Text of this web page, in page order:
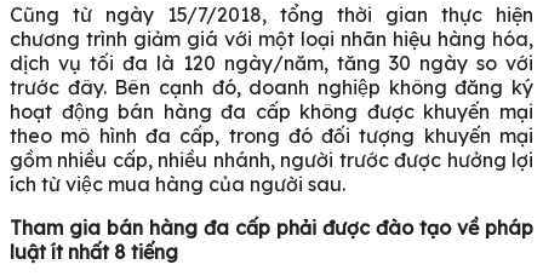
Cũng từ ngày 15/7/2018, tổng thời gian thực hiện
chương trình giảm giá với một loại nhãn hiệu hàng hóa,
dịch vụ tối đa là 120 ngày/năm, tăng 30 ngày so với
trước đây. Bên cạnh đó, doanh nghiệp không đăng ký
hoạt động bán hàng đa cấp không được khuyến mại
theo mô hình đa cấp, trong đó đối tượng khuyến mại
gồm nhiều cấp, nhiều nhánh, người trước được hưởng lợi
ích từ việc mua hàng của người sau.
Tham gia bán hàng đa cấp phải được đào tạo về pháp
luật ít nhất 8 tiếng